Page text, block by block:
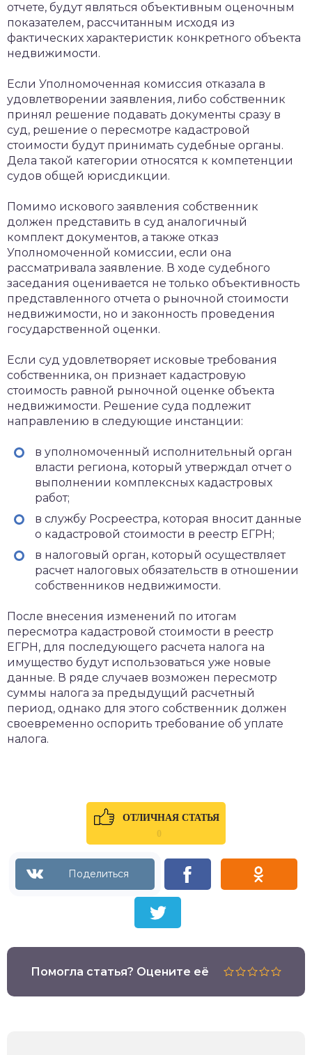
отчете, будут являться объективным оценочным
показателем, рассчитанным исходя из
фактических характеристик конкретного объекта
недвижимости.
Если Уполномоченная комиссия отказала в
удовлетворении заявления, либо собственник
принял решение подавать документы сразу в
суд, решение о пересмотре кадастровой
стоимости будут принимать судебные органы.
Дела такой категории относятся к компетенции
судов общей юрисдикции.
Помимо искового заявления собственник
должен представить в суд аналогичный
комплект документов, а также отказ
Уполномоченной комиссии, если она
рассматривала заявление. В ходе судебного
заседания оценивается не только объективность
представленного отчета о рыночной стоимости
недвижимости, но и законность проведения
государственной оценки.
Если суд удовлетворяет исковые требования
собственника, он признает кадастровую
стоимость равной рыночной оценке объекта
недвижимости. Решение суда подлежит
направлению в следующие инстанции:
в уполномоченный исполнительный орган
власти региона, который утверждал отчет о
выполнении комплексных кадастровых
работ;
в службу Росреестра, которая вносит данные
о кадастровой стоимости в реестр ЕГРН;
в налоговый орган, который осуществляет
расчет налоговых обязательств в отношении
собственников недвижимости.
После внесения изменений по итогам
пересмотра кадастровой стоимости в реестр
ЕГРН, для последующего расчета налога на
имущество будут использоваться уже новые
данные. В ряде случаев возможен пересмотр
суммы налога за предыдущий расчетный
период, однако для этого собственник должен
своевременно оспорить требование об уплате
налога.
ОТЛИЧНАЯ СТАТЬЯ
0
Помогла статья? Оцените её